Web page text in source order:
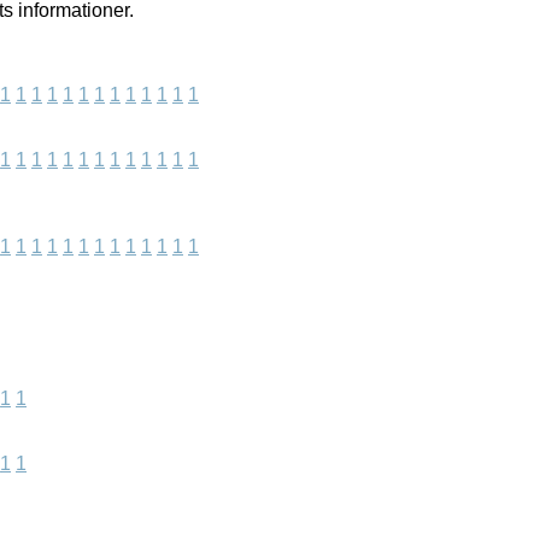
informationer.
1 1 1 1 1 1 1 1 1 1 1 1 1
1 1 1 1 1 1 1 1 1 1 1 1 1
1 1 1 1 1 1 1 1 1 1 1 1 1
1 1
1 1